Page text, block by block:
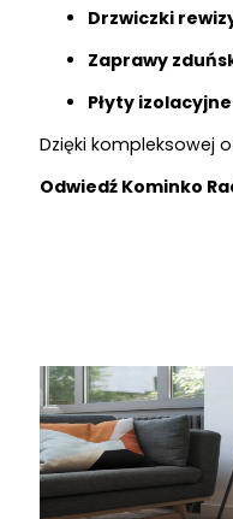
Drzwiczki
Zaprawy
Płyty izolacyjne
Dzięki kompleksowej
Odwiedź Kominko